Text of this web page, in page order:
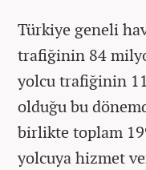
Türkiye geneli
trafiğinin 84
yolcu trafiğinin
olduğu bu
birlikte toplam
yolcuya hizmet